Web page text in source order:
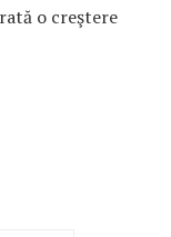
o creştere